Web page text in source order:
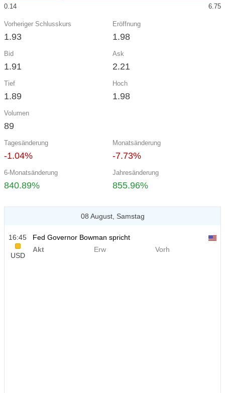
0.14 6.75
Vorheriger Schlusskurs
1.93
Eröffnung
1.98
Bid
1.91
Ask
2.21
Tief
1.89
Hoch
1.98
Volumen
89
Tagesänderung
-1.04%
Monatsänderung
-7.73%
6-Monatsänderung
840.89%
Jahresänderung
855.96%
08 August, Samstag
16:45
USD
Fed Governor Bowman spricht
Akt
Erw Vorh